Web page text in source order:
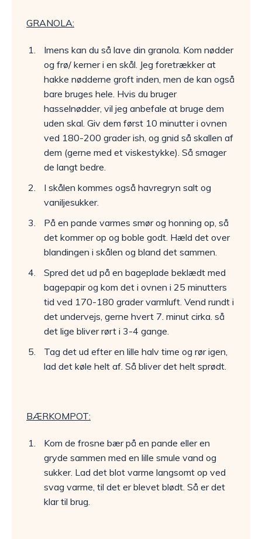
GRANOLA:
Imens kan du så lave din granola. Kom nødder
og frø/ kerner i en skål. Jeg foretrækker at
hakke nødderne groft inden, men de kan også
bare bruges hele. Hvis du bruger
hasselnødder, vil jeg anbefale at bruge dem
uden skal. Giv dem først 10 minutter i ovnen
ved 180-200 grader ish, og gnid så skallen af
dem (gerne med et viskestykke). Så smager
de langt bedre.
I skålen kommes også havregryn salt og
vaniljesukker.
På en pande varmes smør og honning op, så
det kommer op og boble godt. Hæld det over
blandingen i skålen og bland det sammen.
Spred det ud på en bageplade beklædt med
bagepapir og kom det i ovnen i 25 minutters
tid ved 170-180 grader varmluft. Vend rundt i
det undervejs, gerne hvert 7. minut cirka. så
det lige bliver rørt i 3-4 gange.
Tag det ud efter en lille halv time og rør igen,
lad det køle helt af. Så bliver det helt sprødt.
BÆRKOMPOT:
Kom de frosne bær på en pande eller en
gryde sammen med en lille smule vand og
sukker. Lad det blot varme langsomt op ved
svag varme, til det er blevet blødt. Så er det
klar til brug.